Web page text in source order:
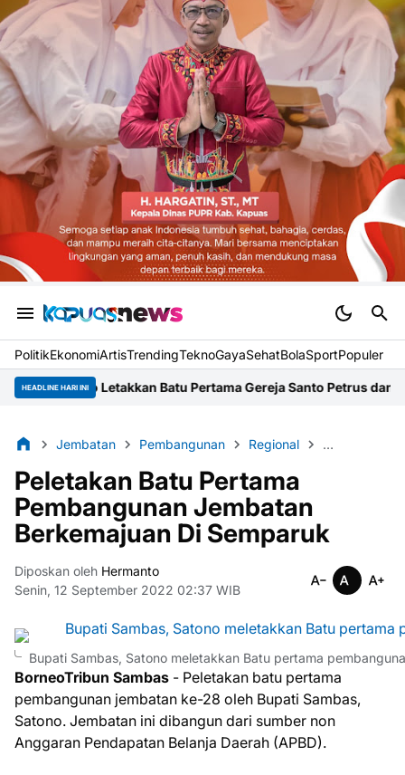
PolitikEkonomiArtisTrendingTeknoGayaSehatBolaSportPopuler
HEADLINE HARI INI
Batu Pertama Gereja Santo Petrus dan Paulus di Desa Kapur
Jembatan Pembangunan Regional Sambas
Peletakan Batu Pertama
Pembangunan Jembatan
Berkemajuan Di Semparuk
Diposkan oleh Hermanto
Senin, 12 September 2022 02:37 WIB
Bupati Sambas, Satono meletakkan Batu pertama
BorneoTribun Sambas - Peletakan batu pertama
pembangunan jembatan ke-28 oleh Bupati Sambas,
Satono. Jembatan ini dibangun dari sumber non
Anggaran Pendapatan Belanja Daerah (APBD).